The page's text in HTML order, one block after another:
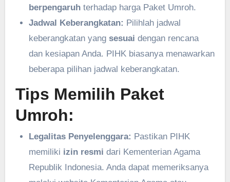
berpengaruhterhadap harga Paket Umroh.
Jadwal Keberangkatan: Pilihlah jadwal
keberangkatan yang sesuai dengan rencana
dan kesiapan Anda. PIHK biasanya menawarkan
beberapa pilihan jadwal keberangkatan.
Tips Memilih Paket
Umroh:
Legalitas Penyelenggara: Pastikan PIHK
memiliki izin resmi dari Kementerian Agama
Republik Indonesia. Anda dapat memeriksanya